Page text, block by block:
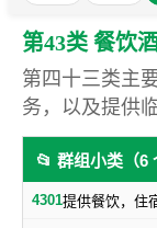
第43类 餐饮
第四十三类主
务，以及提供
📂 群组小类（6
4301提供餐饮，住